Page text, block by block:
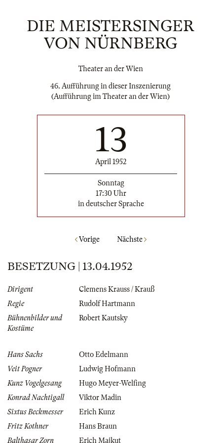
DIE MEISTERSINGER
VON NÜRNBERG
Theater an der Wien
46. Aufführung in dieser Inszenierung
(Aufführung im Theater an der Wien)
13
April 1952
Sonntag
17:30 Uhr
in deutscher Sprache
Vorige Nächste
BESETZUNG | 13.04.1952
Dirigent
Clemens Krauss / Krauß
Regie
Rudolf Hartmann
Bühnenbilder und
Kostüme
Robert Kautsky
Hans Sachs
Otto Edelmann
Veit Pogner
Ludwig Hofmann
Kunz Vogelgesang
Hugo Meyer-Welfing
Konrad Nachtigall
Viktor Madin
Sixtus Beckmesser
Erich Kunz
Fritz Kothner
Hans Braun
Balthasar Zorn
Erich Majkut